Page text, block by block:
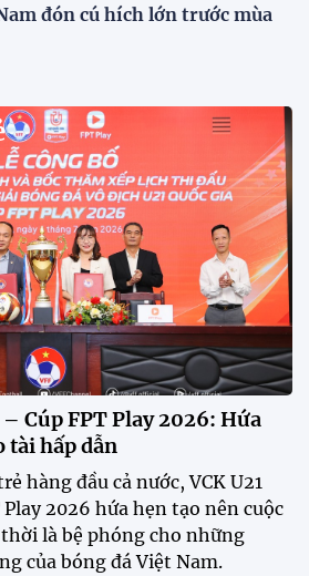
Campuchia"
định tuyển Việt Nam sẽ
nhất trước Campuchia, hướng
ngôi đầu bảng A ASEAN
từ 5h30 sáng để mua vé xem
đầu Malaysia ở bán kết
được người hâm mộ chào đón
về Hà Nội